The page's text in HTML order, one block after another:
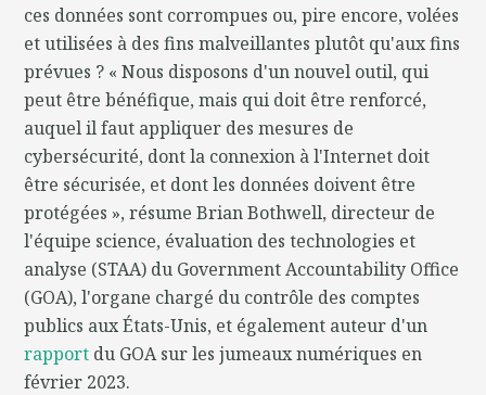
ces données sont corrompues ou, pire encore, volées
et utilisées à des fins malveillantes plutôt qu'aux fins
prévues ? « Nous disposons d'un nouvel outil, qui
peut être bénéfique, mais qui doit être renforcé,
auquel il faut appliquer des mesures de
cybersécurité, dont la connexion à l'Internet doit
être sécurisée, et dont les données doivent être
protégées », résume Brian Bothwell, directeur de
l'équipe science, évaluation des technologies et
analyse (STAA) du Government Accountability Office
(GOA), l'organe chargé du contrôle des comptes
publics aux États-Unis, et également auteur d'un
rapport du GOA sur les jumeaux numériques en
février 2023.